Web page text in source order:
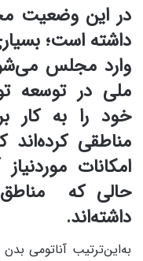
در این وضعیت
داشته است؛
وارد مجلس
ملی در توسعه
خود را به کار
مناطقی
امکانات
حالی که مناطق
داشته‌اند.
به‌این‌ترتیب آناتومی